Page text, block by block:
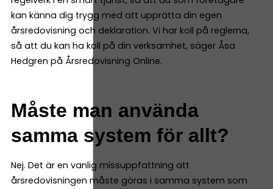
kan känna dig trygg med att upprätta din egen
årsredovisning och deklaration. Vi har koll på reglerna,
så att du kan ha koll på din verksamhet, säger Åsa
Hedgren på Årsredovisning Online.
Måste man använda
samma system för allt?
Nej. Det är en vanlig missuppfattning att
årsredovisningen måste göras i samma system som